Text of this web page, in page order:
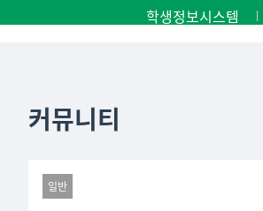
학생정보시스템
커뮤니티
일반